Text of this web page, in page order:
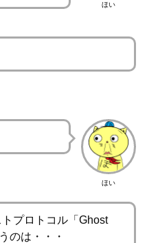
ほい
ほい
プロトコル「Ghost
のは・・・